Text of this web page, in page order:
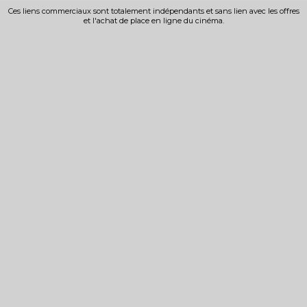
Ces liens commerciaux sont totalement indépendants et sans lien avec les offres
et l'achat de place en ligne du cinéma.